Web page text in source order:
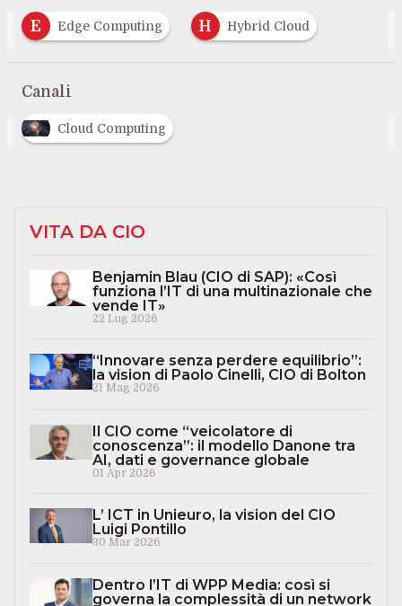
E Edge Computing H Hybrid Cloud
Canali
Cloud Computing
VITA DA CIO
Benjamin Blau (CIO di SAP): «Così
funziona l’IT di una multinazionale che
vende IT»
22 Lug 2026
“Innovare senza perdere equilibrio”:
la vision di Paolo Cinelli, CIO di Bolton
21 Mag 2026
Il CIO come “veicolatore di
conoscenza”: il modello Danone tra
AI, dati e governance globale
01 Apr 2026
L’ ICT in Unieuro, la vision del CIO
Luigi Pontillo
30 Mar 2026
Dentro l’IT di WPP Media: così si
governa la complessità di un network